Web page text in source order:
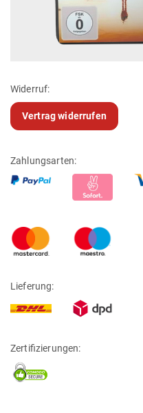
Widerruf:
Vertrag widerrufen
Zahlungsarten:
Lieferung:
Zertifizierungen: